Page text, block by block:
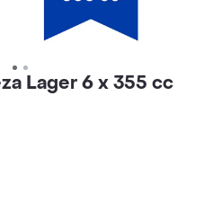
Lager 6 x 355 cc